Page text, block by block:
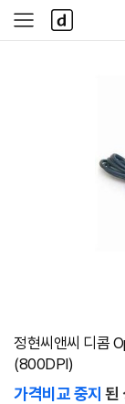
사
이
다
나
와
정현씨앤씨 디콤
(800DPI)
가격비교 중지 된